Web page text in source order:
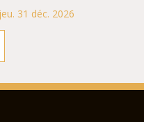
31 déc. 2026